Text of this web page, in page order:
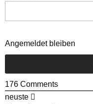
Angemeldet bleiben
176 Comments
neuste